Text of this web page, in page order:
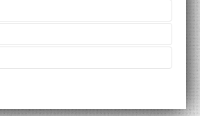
incontro con Emilio Del Gesso